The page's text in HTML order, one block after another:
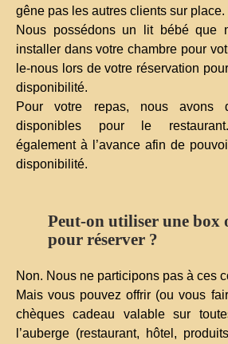
gêne pas les autres clients sur place.
Nous possédons un lit bébé que
installer dans votre chambre pour
le-nous lors de votre réservation
disponibilité.
Pour votre repas, nous avons
disponibles pour le restaurant.
également à l’avance afin de
disponibilité.
Peut-on utiliser une box
pour réserver ?
Non. Nous ne participons pas à ces
Mais vous pouvez offrir (ou vous
chèques cadeau valable sur
l’auberge (restaurant, hôtel,